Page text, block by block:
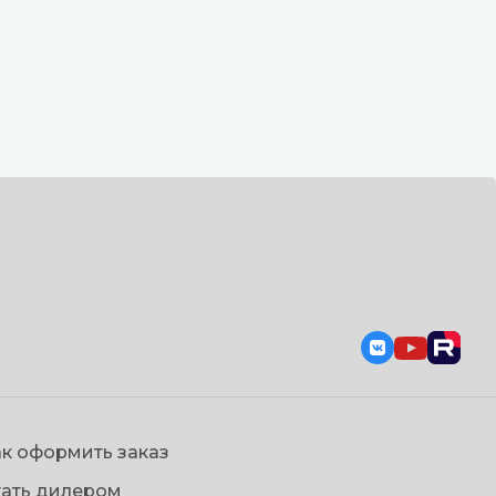
оформить заказ
дилером